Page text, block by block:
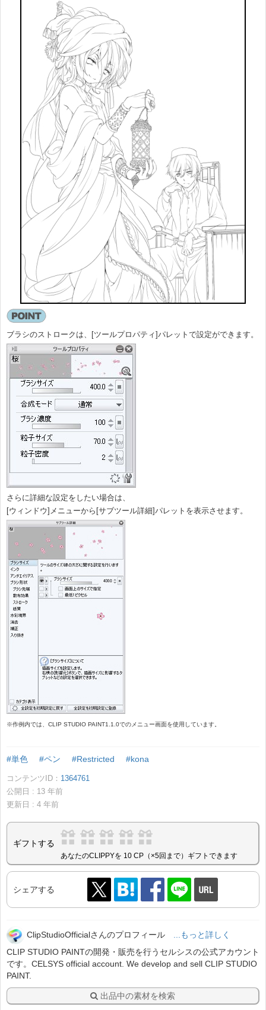
ブラシのストロークは、[ツールプロパティ]パレットで設定ができます。
さらに詳細な設定をしたい場合は、
[ウィンドウ]メニューから[サブツール詳細]パレットを表示させます。
※作例内では、CLIP STUDIO PAINT1.1.0でのメニュー画面を使用しています。
#単色 #ペン #Restricted #kona
コンテンツID： 1364761
公開日 : 13 年前
更新日 : 4 年前
ギフトする
あなたのCLIPPYを 10 CP（×5回まで）ギフトできます
シェアする
ClipStudioOfficialさんのプロフィール
...もっと詳しく
CLIP STUDIO PAINTの開発・販売を行うセルシスの公式アカウント
です。CELSYS official account. We develop and sell CLIP STUDIO
PAINT.
出品中の素材を検索